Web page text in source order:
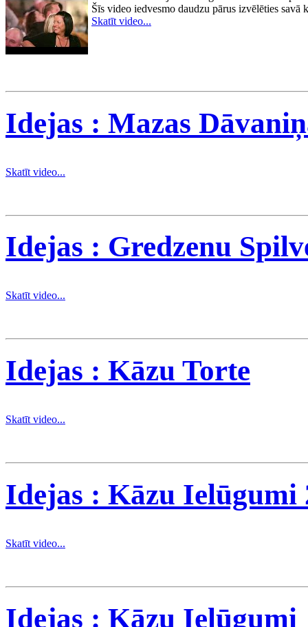
Šīs video iedvesmo daudzu pārus izvēlēties
Skatīt video...
Idejas : Mazas
Skatīt video...
Idejas : Gredzenu
Skatīt video...
Idejas : Kāzu Torte
Skatīt video...
Idejas : Kāzu Ielūgumi
Skatīt video...
Idejas : Kāzu Ielūgumi